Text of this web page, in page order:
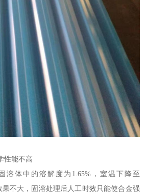
性能不高
溶体中的溶解度为1.65%，室温下降至
果不大，固溶处理后人工时效只能使合金强